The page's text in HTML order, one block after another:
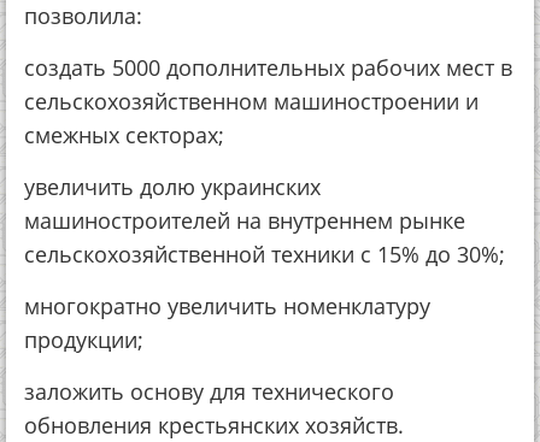
позволила:
создать 5000 дополнительных рабочих мест в
сельскохозяйственном машиностроении и
смежных секторах;
увеличить долю украинских
машиностроителей на внутреннем рынке
сельскохозяйственной техники с 15% до 30%;
многократно увеличить номенклатуру
продукции;
заложить основу для технического
обновления крестьянских хозяйств.